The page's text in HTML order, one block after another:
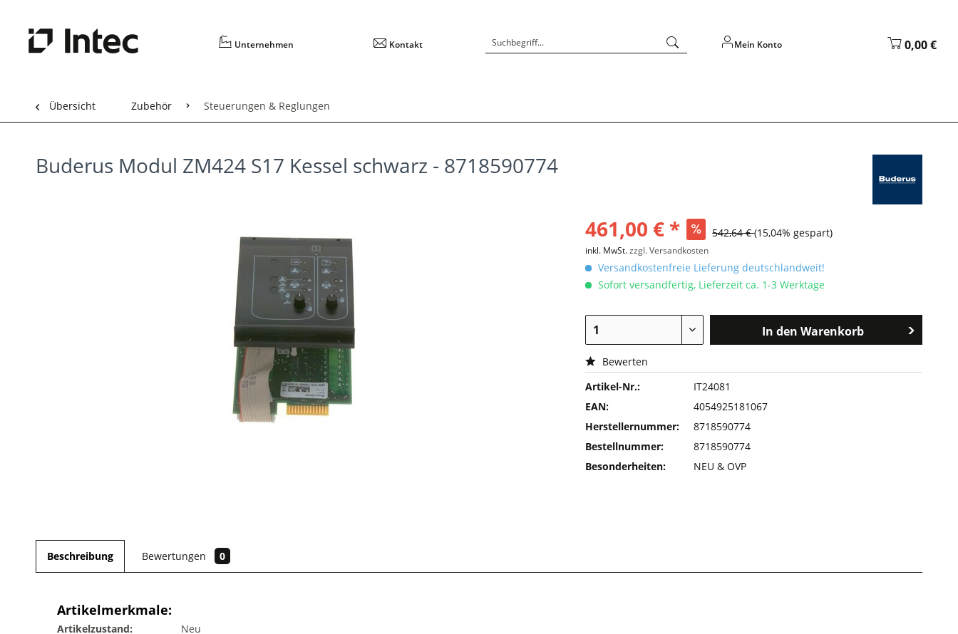
Unternehmen Kontakt Mein Konto 0,00 €
Übersicht Zubehör Steuerungen & Reglungen
Buderus Modul ZM424 S17 Kessel schwarz - 8718590774
461,00 € * 542,64 €(15,04% gespart)
inkl. MwSt.zzgl. Versandkosten
Versandkostenfreie Lieferung deutschlandweit!
Sofort versandfertig, Lieferzeit ca. 1-3 Werktage
In den Warenkorb
Bewerten
Artikel-Nr.:
IT24081
EAN:
4054925181067
Herstellernummer:
8718590774
Bestellnummer:
8718590774
Besonderheiten:
NEU & OVP
Beschreibung Bewertungen 0
Artikelmerkmale:
Artikelzustand:
Neu